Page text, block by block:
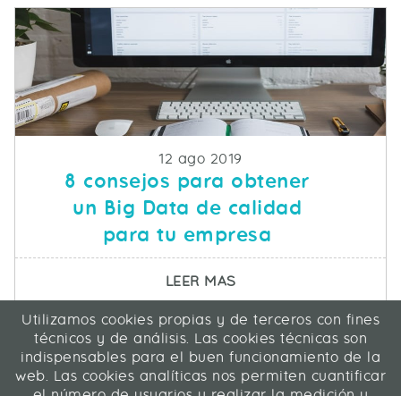
Fecha de publicacion
12 ago 2019
8 consejos para obtener
un Big Data de calidad
para tu empresa
LEER MASSOBRE 8 CONSEJOS
ICA Informática y Comunicaciones Avanzadas SL
C/ La Rábida 27, 28039 Madrid
91 311 04 87
Utilizamos cookies propias y de terceros con fines
técnicos y de análisis. Las cookies técnicas son
indispensables para el buen funcionamiento de la
web. Las cookies analíticas nos permiten cuantificar